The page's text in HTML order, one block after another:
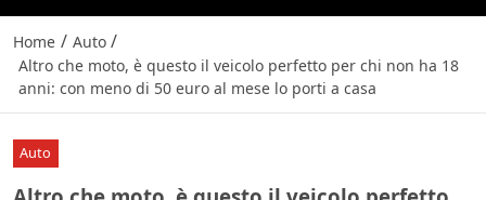
Home / Auto /
Altro che moto, è questo il veicolo perfetto per chi non ha 18
anni: con meno di 50 euro al mese lo porti a casa
Auto